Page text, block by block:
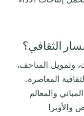
الثقافي؟
وتمويل المتاحف،
المعاصرة.
والمعالم
والأوبرا